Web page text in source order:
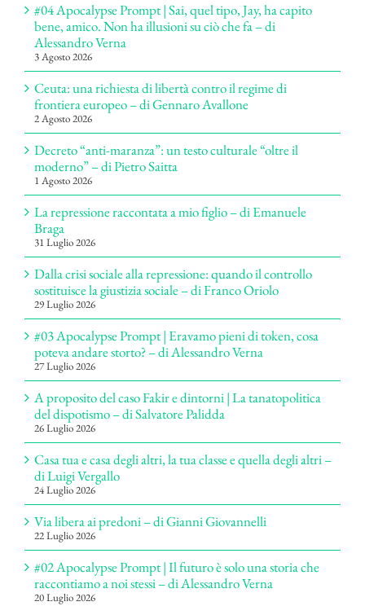
#04 Apocalypse Prompt | Sai, quel tipo, Jay, ha capito
bene, amico. Non ha illusioni su ciò che fa – di
Alessandro Verna
3 Agosto 2026
Ceuta: una richiesta di libertà contro il regime di
frontiera europeo – di Gennaro Avallone
2 Agosto 2026
Decreto “anti-maranza”: un testo culturale “oltre il
moderno” – di Pietro Saitta
1 Agosto 2026
La repressione raccontata a mio figlio – di Emanuele
Braga
31 Luglio 2026
Dalla crisi sociale alla repressione: quando il controllo
sostituisce la giustizia sociale – di Franco Oriolo
29 Luglio 2026
#03 Apocalypse Prompt | Eravamo pieni di token, cosa
poteva andare storto? – di Alessandro Verna
27 Luglio 2026
A proposito del caso Fakir e dintorni | La tanatopolitica
del dispotismo – di Salvatore Palidda
26 Luglio 2026
Casa tua e casa degli altri, la tua classe e quella degli altri –
di Luigi Vergallo
24 Luglio 2026
Via libera ai predoni – di Gianni Giovannelli
22 Luglio 2026
#02 Apocalypse Prompt | Il futuro è solo una storia che
raccontiamo a noi stessi – di Alessandro Verna
20 Luglio 2026